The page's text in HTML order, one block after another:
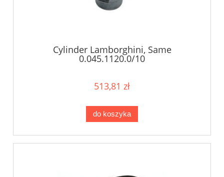
Cylinder Lamborghini, Same
0.045.1120.0/10
513,81 zł
do koszyka